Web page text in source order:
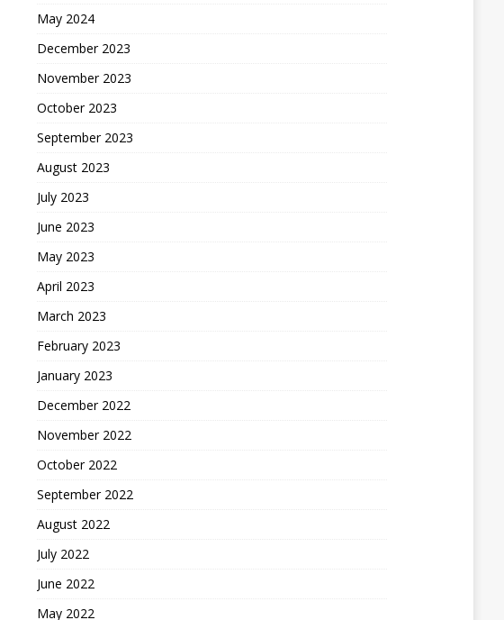
May 2024
December 2023
November 2023
October 2023
September 2023
August 2023
July 2023
June 2023
May 2023
April 2023
March 2023
February 2023
January 2023
December 2022
November 2022
October 2022
September 2022
August 2022
July 2022
June 2022
May 2022